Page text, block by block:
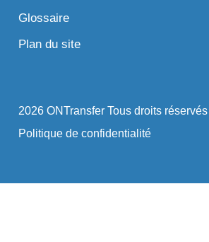
Glossaire
Plan du site
2026 ONTransfer Tous droits réservés
Politique de confidentialité